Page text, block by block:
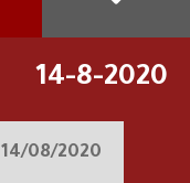
14-8-2020
14/08/2020